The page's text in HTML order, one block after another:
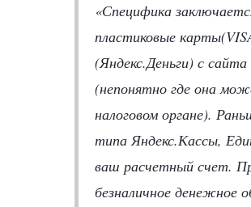
«Специфика
пластиковые
(Яндекс.Деньги) с
(непонятно где она
налоговом органе).
типа Яндекс.Кассы,
ваш расчетный счет.
безналичное денежное